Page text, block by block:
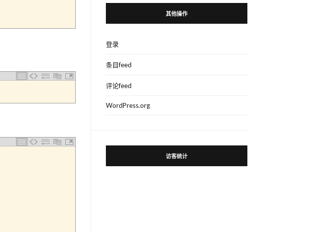
其他操作
登录
条目feed
评论feed
WordPress.org
访客统计